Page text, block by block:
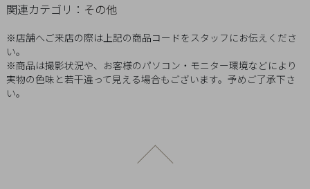
関連カテゴリ： その他
※店舗へご来店の際は上記の商品コードをスタッフにお伝えくださ
い。
※商品は撮影状況や、お客様のパソコン・モニター環境などにより
実物の色味と若干違って見える場合もございます。予めご了承下さ
い。
ページトップへ戻る
ご
利
用